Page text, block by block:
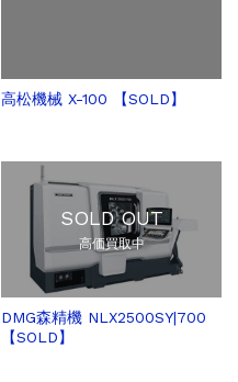
高松機械 X-100 【SOLD】
SOLD OUT
高価買取中
DMG森精機 NLX2500SY|700
【SOLD】